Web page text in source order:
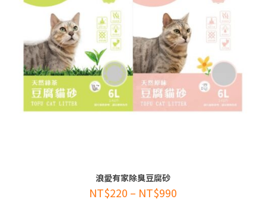
浪愛有家除臭豆腐砂
NT$220 – NT$990